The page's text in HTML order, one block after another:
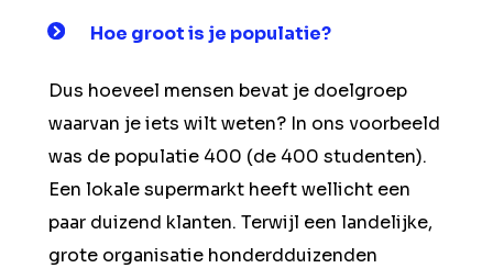
Hoe groot is je populatie?
Dus hoeveel mensen bevat je doelgroep
waarvan je iets wilt weten? In ons voorbeeld
was de populatie 400 (de 400 studenten).
Een lokale supermarkt heeft wellicht een
paar duizend klanten. Terwijl een landelijke,
grote organisatie honderdduizenden